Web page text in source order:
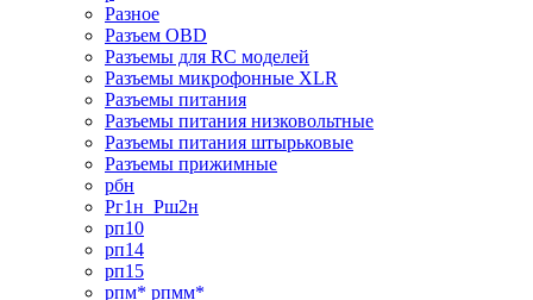
Разное
Разъем OBD
Разъемы для RC моделей
Разъемы микрофонные XLR
Разъемы питания
Разъемы питания низковольтные
Разъемы питания штырьковые
Разъемы прижимные
рбн
Рг1н_Рш2н
рп10
рп14
рп15
рпм* рпмм*